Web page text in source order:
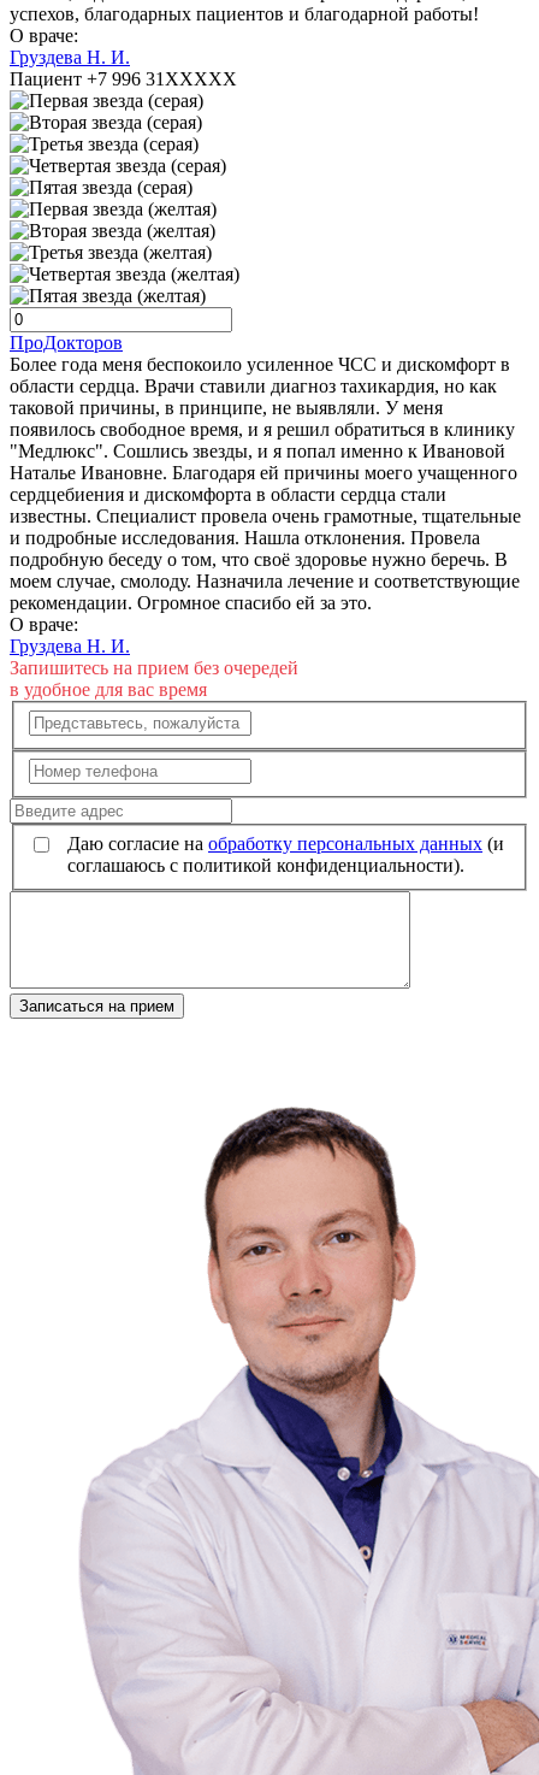
успехов, благодарных пациентов и благодарной работы!
О враче:
Груздева Н. И.
Пациент +7 996 31XXXXX
ПроДокторов
Более года меня беспокоило усиленное ЧСС и дискомфорт в
области сердца. Врачи ставили диагноз тахикардия, но как
таковой причины, в принципе, не выявляли. У меня
появилось свободное время, и я решил обратиться в клинику
"Медлюкс". Сошлись звезды, и я попал именно к Ивановой
Наталье Ивановне. Благодаря ей причины моего учащенного
сердцебиения и дискомфорта в области сердца стали
известны. Специалист провела очень грамотные, тщательные
и подробные исследования. Нашла отклонения. Провела
подробную беседу о том, что своё здоровье нужно беречь. В
моем случае, смолоду. Назначила лечение и соответствующие
рекомендации. Огромное спасибо ей за это.
О враче:
Груздева Н. И.
Запишитесь на прием без очередей
в удобное для вас время
Даю согласие на обработку персональных данных (и
соглашаюсь с политикой конфиденциальности).
Записаться на прием